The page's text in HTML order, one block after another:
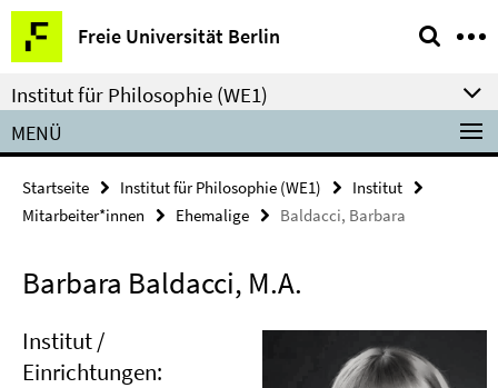
Springe
direkt
zu
Inhalt
Freie Universität Berlin
Service-
Navigation
Institut für Philosophie (WE1)
MENÜ
Startseite Institut für Philosophie (WE1)
Institut
Mitarbeiter*innen
Ehemalige Baldacci, Barbara
Barbara Baldacci, M.A.
Institut /
Einrichtungen: